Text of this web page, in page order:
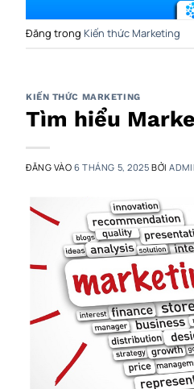
Đăng trong Kiến thức Marketing
KIẾN THỨC MARKETING
Tìm hiểu
ĐĂNG VÀO6 THÁNG 5, 2025 BỞI